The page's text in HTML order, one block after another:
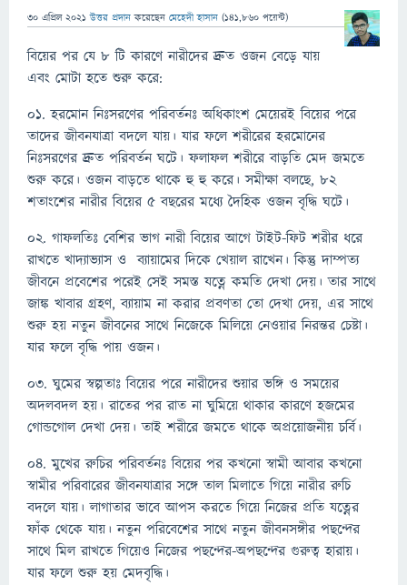
30 এপ্রিল 2021 উত্তর প্রদান করেছেন মেহেদী হাসান (141,860 পয়েন্ট)
বিয়ের পর যে ৮ টি কারণে নারীদের দ্রুত ওজন বেড়ে যায়
এবং মোটা হতে শুরু করে:
০১. হরমোন নিঃসরণের পরিবর্তনঃ অধিকাংশ মেয়েরই বিয়ের পরে
তাদের জীবনযাত্রা বদলে যায়। যার ফলে শরীরের হরমোনের
নিঃসরণের দ্রুত পরিবর্তন ঘটে। ফলাফল শরীরে বাড়তি মেদ জমতে
শুরু করে। ওজন বাড়তে থাকে হু হু করে। সমীক্ষা বলছে, ৮২
শতাংশের নারীর বিয়ের ৫ বছরের মধ্যে দৈহিক ওজন বৃদ্ধি ঘটে।
০২. গাফলতিঃ বেশির ভাগ নারী বিয়ের আগে টাইট-ফিট শরীর ধরে
রাখতে খাদ্যাভ্যাস ও ব্যায়ামের দিকে খেয়াল রাখেন। কিন্তু দাম্পত্য
জীবনে প্রবেশের পরেই সেই সমস্ত যত্নে কমতি দেখা দেয়। তার সাথে
জাঙ্ক খাবার গ্রহণ, ব্যায়াম না করার প্রবণতা তো দেখা দেয়, এর সাথে
শুরু হয় নতুন জীবনের সাথে নিজেকে মিলিয়ে নেওয়ার নিরন্তর চেষ্টা।
যার ফলে বৃদ্ধি পায় ওজন।
০৩. ঘুমের স্বল্পতাঃ বিয়ের পরে নারীদের শুয়ার ভঙ্গি ও সময়ের
অদলবদল হয়। রাতের পর রাত না ঘুমিয়ে থাকার কারণে হজমের
গোন্ডগোল দেখা দেয়। তাই শরীরে জমতে থাকে অপ্রয়োজনীয় চর্বি।
০৪. মুখের রুচির পরিবর্তনঃ বিয়ের পর কখনো স্বামী আবার কখনো
স্বামীর পরিবারের জীবনযাত্রার সঙ্গে তাল মিলাতে গিয়ে নারীর রুচি
বদলে যায়। লাগাতার ভাবে আপস করতে গিয়ে নিজের প্রতি যত্নের
ফাঁক থেকে যায়। নতুন পরিবেশের সাথে নতুন জীবনসঙ্গীর পছন্দের
সাথে মিল রাখতে গিয়েও নিজের পছন্দের-অপছন্দের গুরুত্ব হারায়।
যার ফলে শুরু হয় মেদবৃদ্ধি।